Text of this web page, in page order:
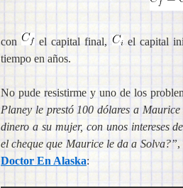
con el capital final, el capital
tiempo en años.
No pude resistirme y uno de los
Planey le prestó 100 dólares a
dinero a su mujer, con unos intereses
el cheque que Maurice le da a Solva?”,
Doctor En Alaska: